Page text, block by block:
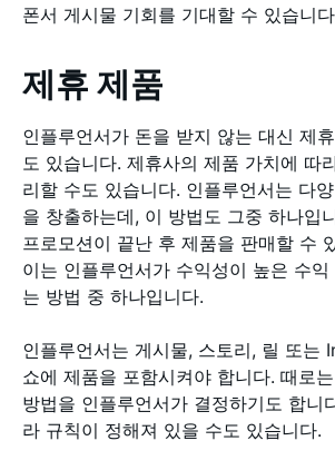
폰서 게시물 기회를 기대할 수 있습니
제휴 제품
인플루언서가 돈을 받지 않는 대신 제
도 있습니다. 제휴사의 제품 가치에 따
리할 수도 있습니다. 인플루언서는 다
을 창출하는데, 이 방법도 그중 하나입
프로모션이 끝난 후 제품을 판매할 수
이는 인플루언서가 수익성이 높은 수
는 방법 중 하나입니다.
인플루언서는 게시물, 스토리, 릴 또는
쇼에 제품을 포함시켜야 합니다. 때로
방법을 인플루언서가 결정하기도 합니
라 규칙이 정해져 있을 수도 있습니다.